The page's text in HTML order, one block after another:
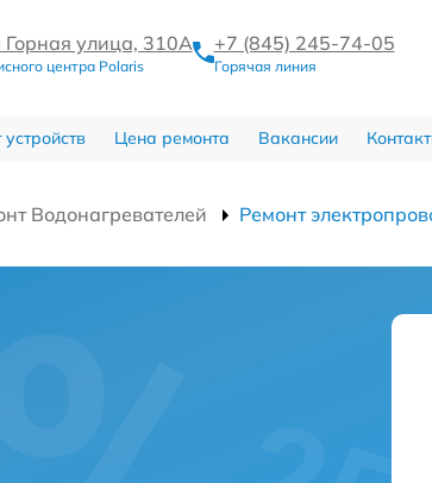
улица, 310А
центра Polaris
+7 (845) 245-74-05
Горячая линия
Цена ремонта Вакансии
Водонагревателей Ремонт